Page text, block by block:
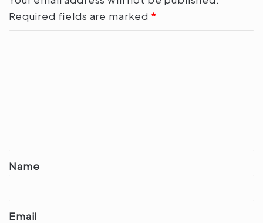
Required fields are marked *
*
Name
Email